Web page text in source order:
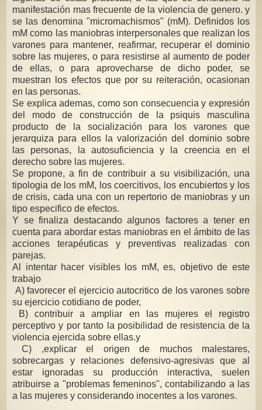
manifestación mas frecuente de la violencia de genero. y
se las denomina "micromachismos" (mM). Definidos los
mM como las maniobras interpersonales que realizan los
varones para mantener, reafirmar, recuperar el dominio
sobre las mujeres, o para resistirse al aumento de poder
de ellas, o para aprovecharse de dicho poder, se
muestran los efectos que por su reiteración, ocasionan
en las personas.
Se explica ademas, como son consecuencia y expresión
del modo de construcción de la psiquis masculina
producto de la socialización para los varones que
jerarquiza para ellos la valorización del dominio sobre
las personas, la autosuficiencia y la creencia en el
derecho sobre las mujeres.
Se propone, a fin de contribuir a su visibilización, una
tipologia de los mM, los coercitivos, los encubiertos y los
de crisis, cada una con un repertorio de maniobras y un
tipo especifico de efectos.
Y se finaliza destacando algunos factores a tener en
cuenta para abordar estas maniobras en el ámbito de las
acciones terapéuticas y preventivas realizadas con
parejas.
Al intentar hacer visibles los mM, es, objetivo de este
trabajo
A) favorecer el ejercicio autocritico de los varones sobre
su ejercicio cotidiano de poder,
B) contribuir a ampliar en las mujeres el registro
perceptivo y por tanto la posibilidad de resistencia de la
violencia ejercida sobre ellas.y
C) ,explicar el origen de muchos malestares,
sobrecargas y relaciones defensivo-agresivas que al
estar ignoradas su producción interactiva, suelen
atribuirse a "problemas femeninos", contabilizando a las
a las mujeres y considerando inocentes a los varones.